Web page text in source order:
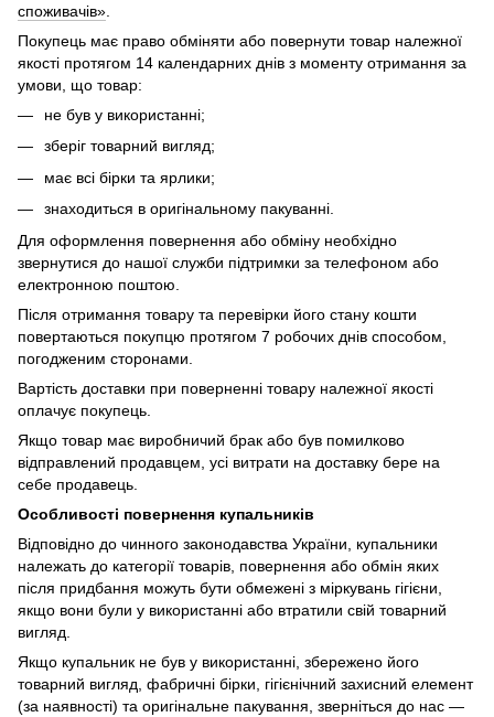
споживачів»
Покупець має право обміняти або повернути товар належної
якості протягом 14 календарних днів з моменту отримання за
умови, що товар:
не був у використанні;
зберіг товарний вигляд;
має всі бірки та ярлики;
знаходиться в оригінальному пакуванні.
Для оформлення повернення або обміну необхідно
звернутися до нашої служби підтримки за телефоном або
електронною поштою.
Після отримання товару та перевірки його стану кошти
повертаються покупцю протягом 7 робочих днів способом,
погодженим сторонами.
Вартість доставки при поверненні товару належної якості
оплачує покупець.
Якщо товар має виробничий брак або був помилково
відправлений продавцем, усі витрати на доставку бере на
себе продавець.
Особливості повернення купальників
Відповідно до чинного законодавства України, купальники
належать до категорії товарів, повернення або обмін яких
після придбання можуть бути обмежені з міркувань гігієни,
якщо вони були у використанні або втратили свій товарний
вигляд.
Якщо купальник не був у використанні, збережено його
товарний вигляд, фабричні бірки, гігієнічний захисний елемент
(за наявності) та оригінальне пакування, зверніться до нас —